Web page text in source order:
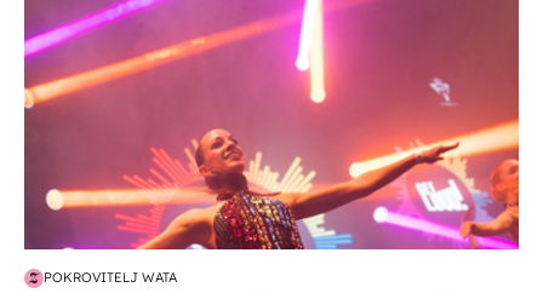
POKROVITELJ WATA